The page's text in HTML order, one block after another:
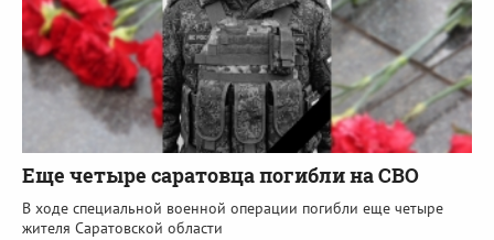
Еще четыре саратовца погибли на СВО
В ходе специальной военной операции погибли еще четыре
жителя Саратовской области